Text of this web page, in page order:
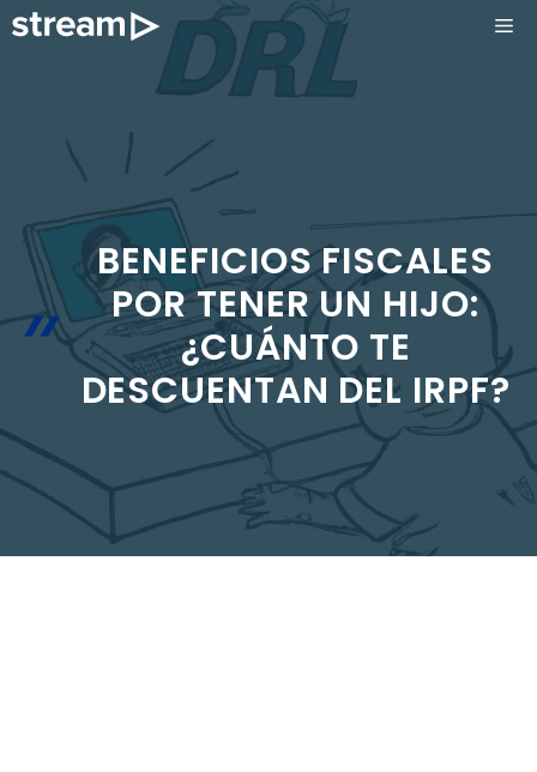
Saltar
BENEFICIOS FISCALES
POR TENER UN HIJO:
¿CUÁNTO TE
DESCUENTAN DEL IRPF?